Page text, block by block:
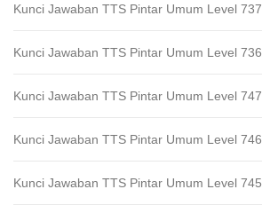
Kunci Jawaban TTS Pintar Umum Level 737
Kunci Jawaban TTS Pintar Umum Level 736
Kunci Jawaban TTS Pintar Umum Level 747
Kunci Jawaban TTS Pintar Umum Level 746
Kunci Jawaban TTS Pintar Umum Level 745